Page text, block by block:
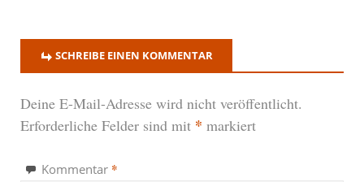
SCHREIBE EINEN KOMMENTAR
Deine E-Mail-Adresse wird nicht veröffentlicht.
Erforderliche Felder sind mit * markiert
Kommentar *